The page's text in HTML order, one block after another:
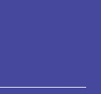
的に行われる